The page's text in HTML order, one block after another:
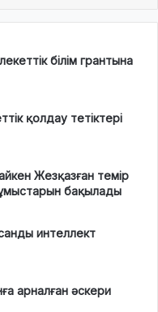
білім грантына
қолдау тетіктері
Жезқазған темір
бақылады
интеллект
арналған әскери